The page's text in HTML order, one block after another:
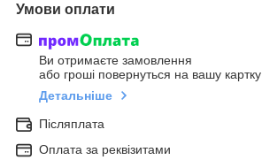
Умови оплати
Ви отримаєте замовлення
або гроші повернуться на вашу картку
Детальніше
Післяплата
Оплата за реквізитами